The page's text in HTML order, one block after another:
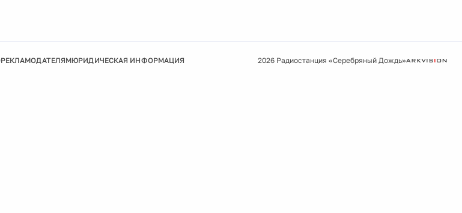
РЕКЛАМОДАТЕЛЯМЮРИДИЧЕСКАЯ ИНФОРМАЦИЯ 2026 Радиостанция «Серебряный Дождь»